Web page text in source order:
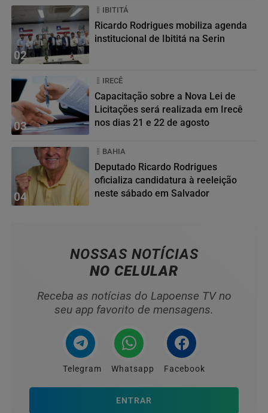
02
IBITITÁ
Ricardo Rodrigues mobiliza agenda
institucional de Ibititá na Serin
03
IRECÊ
Capacitação sobre a Nova Lei de
Licitações será realizada em Irecê
nos dias 21 e 22 de agosto
04
BAHIA
Deputado Ricardo Rodrigues
oficializa candidatura à reeleição
neste sábado em Salvador
NOSSAS NOTÍCIAS
NO CELULAR
Receba as notícias do Lapoense TV no
seu app favorito de mensagens.
Telegram Whatsapp Facebook
ENTRAR